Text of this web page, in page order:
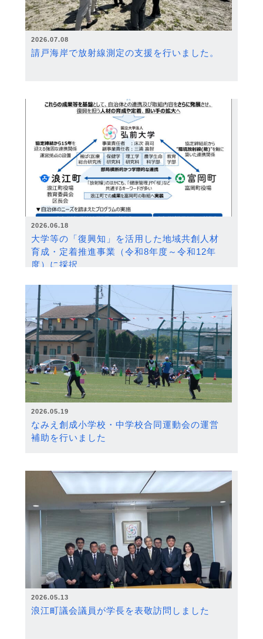
2026.07.08
請戸海岸で放射線測定の支援を行いました。
2026.06.18
大学等の「復興知」を活用した地域共創人材
育成・定着推進事業（令和8年度～令和12年
度）に採択
2026.05.19
なみえ創成小学校・中学校合同運動会の運営
補助を行いました
2026.05.13
浪江町議会議員が学長を表敬訪問しました